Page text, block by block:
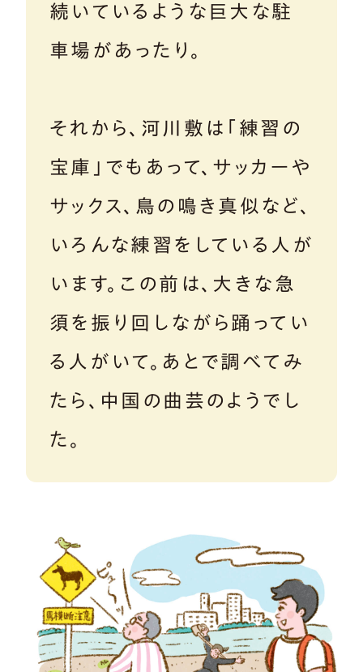
続いているような巨大な駐
車場があったり。
それから、河川敷は「練習の
宝庫」でもあって、サッカーや
サックス、鳥の鳴き真似など、
いろんな練習をしている人が
います。この前は、大きな急
須を振り回しながら踊ってい
る人がいて。あとで調べてみ
たら、中国の曲芸のようでし
た。